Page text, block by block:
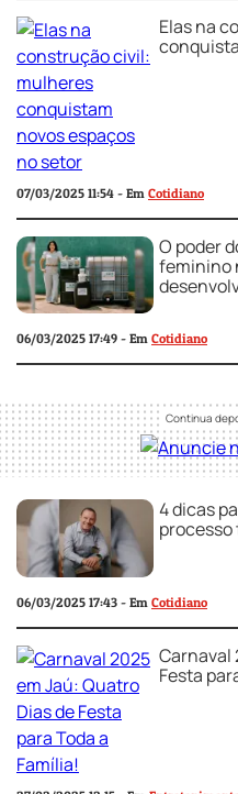
Elas na
07/03/2025 11:54 - Em Cotidiano
O poder
feminino
06/03/2025 17:49 - Em Cotidiano
4 dicas
06/03/2025 17:43 - Em Cotidiano
Carnaval
Festa